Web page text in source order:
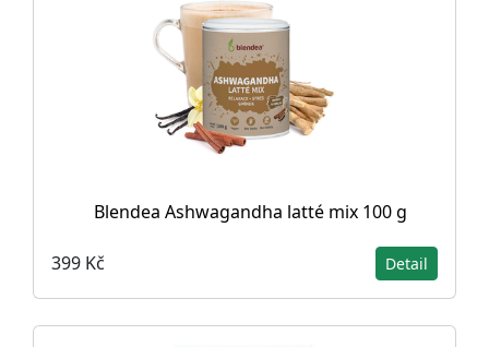
Blendea Ashwagandha latté mix 100 g
399 Kč Detail